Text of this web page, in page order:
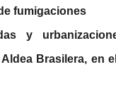
fumigaciones
y
Brasilera, en